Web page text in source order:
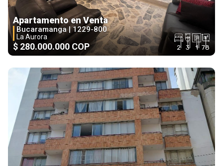
Apartamento en Venta
Bucaramanga |1229-800
La Aurora
$ 280.000.000 COP 2 3 1 78